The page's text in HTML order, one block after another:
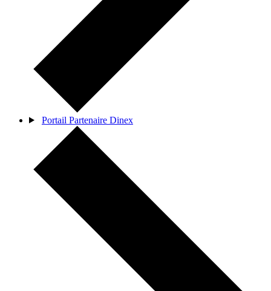
Portail Partenaire Dinex